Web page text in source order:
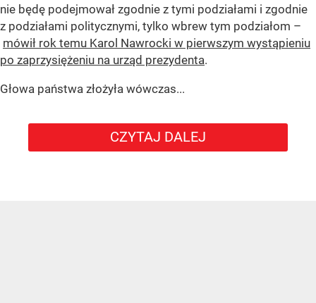
nie będę podejmował zgodnie z tymi podziałami i zgodnie
z podziałami politycznymi, tylko wbrew tym podziałom –
mówił rok temu Karol Nawrocki w pierwszym wystąpieniu
po zaprzysiężeniu na urząd prezydenta.
Głowa państwa złożyła wówczas...
CZYTAJ DALEJ